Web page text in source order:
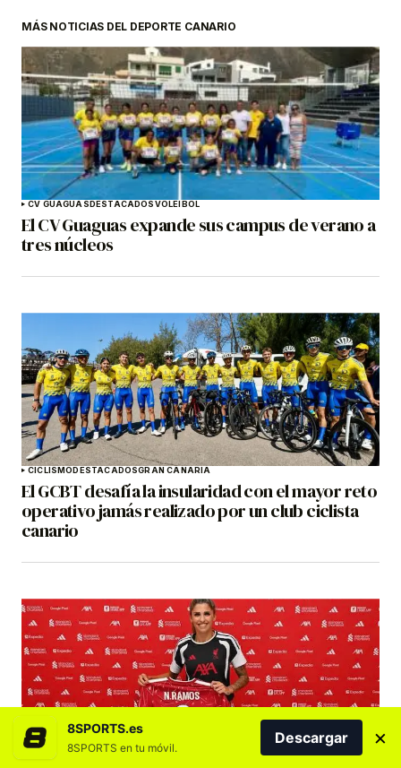
MÁS NOTICIAS DEL DEPORTE CANARIO
CV GUAGUASDESTACADOSVOLEIBOL
El CV Guaguas expande sus campus de verano a
tres núcleos
CICLISMODESTACADOSGRAN CANARIA
El GCBT desafía la insularidad con el mayor reto
operativo jamás realizado por un club ciclista
canario
COSTA ADEJE TENERIFE FÚTBOL FEMENINOPORTADA
8SPORTS.es
8SPORTS en tu móvil.
Descargar ×